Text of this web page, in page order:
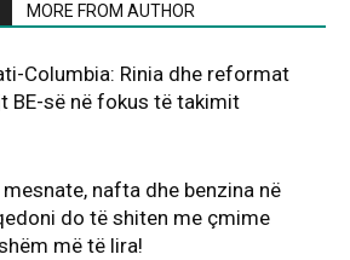
MORE FROM AUTHOR
Columbia: Rinia dhe reformat
BE-së në fokus të takimit
mesnate, nafta dhe benzina në
do të shiten me çmime
më të lira!